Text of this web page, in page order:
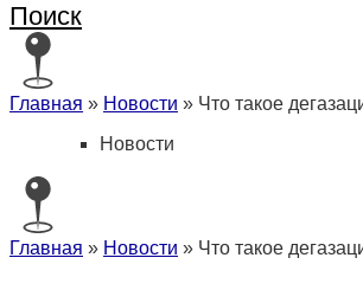
Поиск
Главная » Новости » Что такое
Новости
Главная » Новости » Что такое